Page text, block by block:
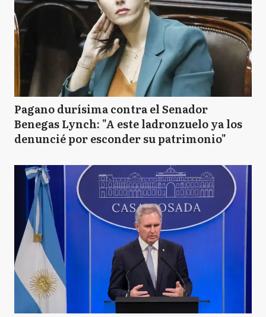
Pagano durísima contra el Senador
Benegas Lynch: "A este ladronzuelo ya los
denuncié por esconder su patrimonio"